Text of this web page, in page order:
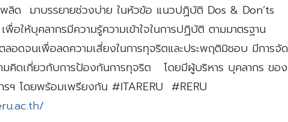
ลิด มาบรรยายช่วงบ่าย ในหัวข้อ แนวปฏิบัติ Dos & Don’ts
อให้บุคลากรมีความรู้ความเข้าใจในการปฏิบัติ ตามมาตรฐาน
อดจนเพื่อลดความเสี่ยงในการทุจริตและประพฤติมิชอบ มีการจัด
มคิดเกี่ยวกับการป้องกันการทุจริต โดยมีผู้บริหาร บุคลากร ของ
รฯ โดยพร้อมเพรียงกัน #ITARERU #RERU